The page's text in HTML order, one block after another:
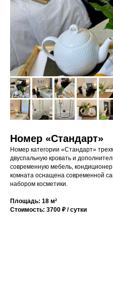
Номер «Стандарт»
Номер категории «Стандарт»
двуспальную кровать и
современную мебель,
комната оснащена современной
набором косметики.
Площадь: 18 м²
Стоимость: 3700 ₽ / сутки